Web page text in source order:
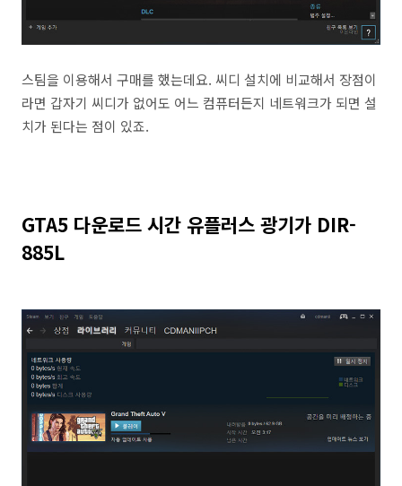
스팀을 이용해서 구매를 했는데요. 씨디 설치에 비교해서 장점이
라면 갑자기 씨디가 없어도 어느 컴퓨터든지 네트워크가 되면 설
치가 된다는 점이 있죠.
GTA5 다운로드 시간 유플러스 광기가 DIR-
885L